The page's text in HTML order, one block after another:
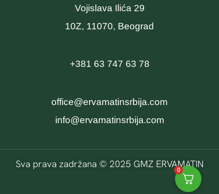
Vojislava Ilića 29
10Z, 11070, Beograd
+381 63 747 63 78
office@ervamatinsrbija.com
info@ervamatinsrbija.com
Sva prava zadržana © 2025 GMZ ERVAMATIN
0